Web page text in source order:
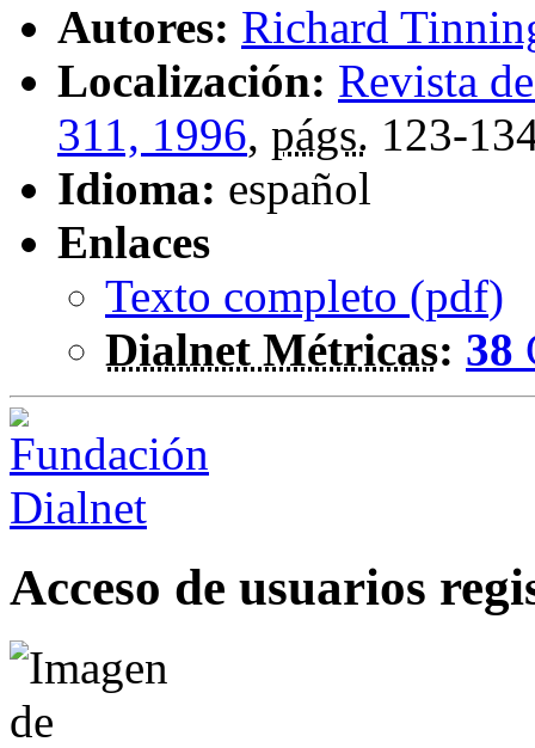
Autores: Richard
Localización: Revista
311, 1996, págs. 123-
Idioma: español
Enlaces
Texto completo (pdf)
Dialnet Métricas: 38
Acceso de usuarios